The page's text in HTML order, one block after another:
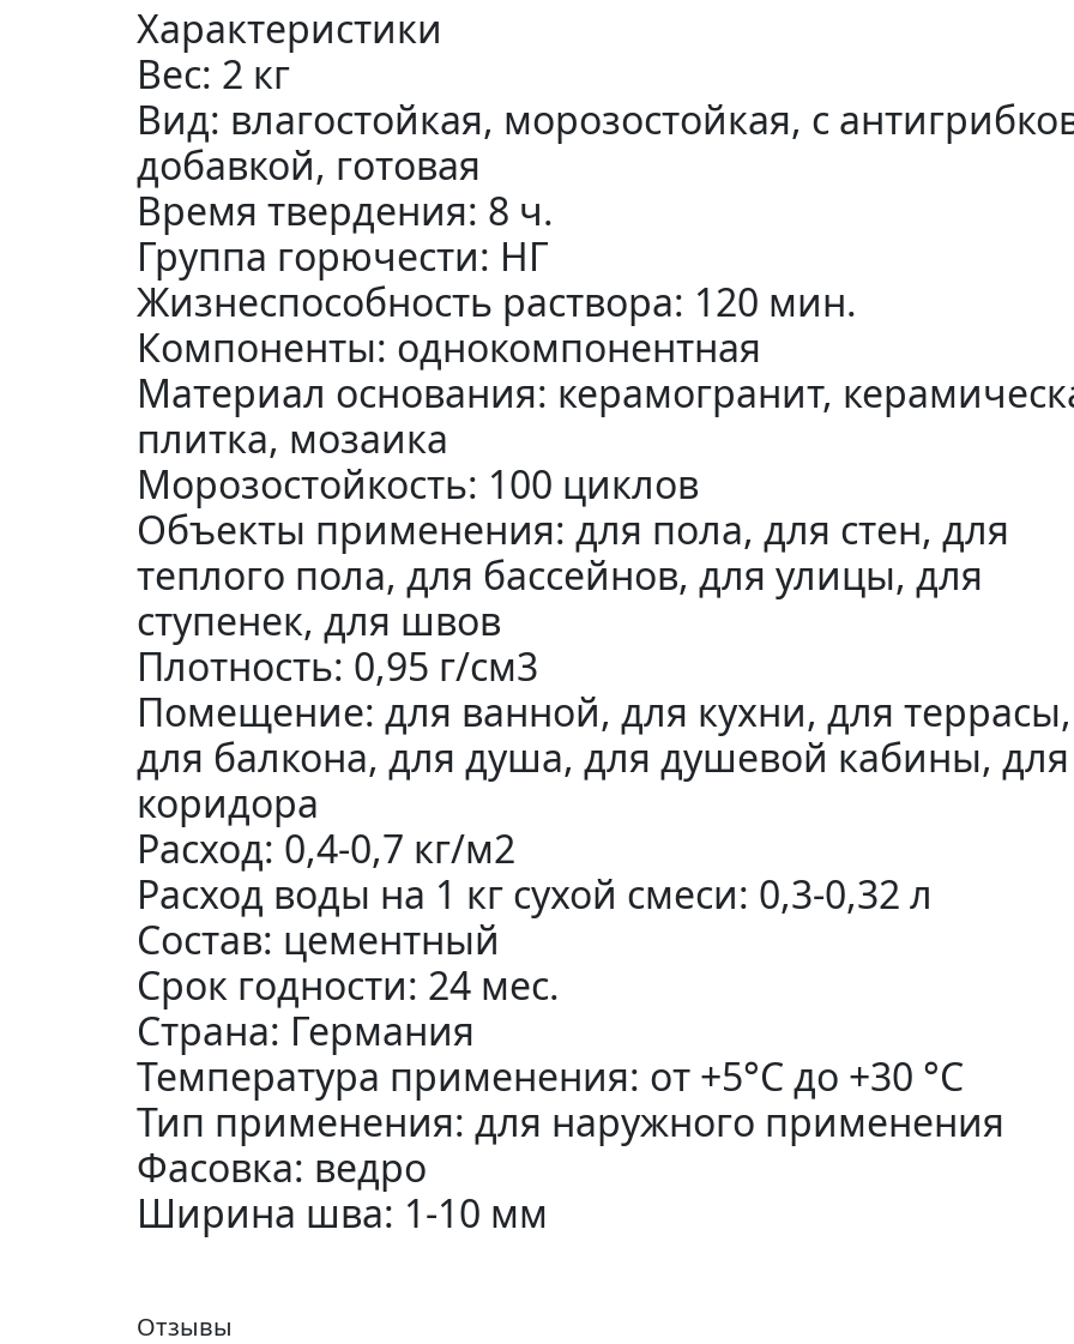
Характеристики
Вес: 2 кг
Вид: влагостойкая, морозостойкая, с
добавкой, готовая
Время твердения: 8 ч.
Группа горючести: НГ
Жизнеспособность раствора: 120 мин.
Компоненты: однокомпонентная
Материал основания: керамогранит,
плитка, мозаика
Морозостойкость: 100 циклов
Объекты применения: для пола, для стен, для
теплого пола, для бассейнов, для улицы, для
ступенек, для швов
Плотность: 0,95 г/см3
Помещение: для ванной, для кухни, для террасы,
для балкона, для душа, для душевой кабины, для
коридора
Расход: 0,4-0,7 кг/м2
Расход воды на 1 кг сухой смеси: 0,3-0,32 л
Состав: цементный
Срок годности: 24 мес.
Страна: Германия
Температура применения: от +5°С до +30 °С
Тип применения: для наружного применения
Фасовка: ведро
Ширина шва: 1-10 мм
Отзывы